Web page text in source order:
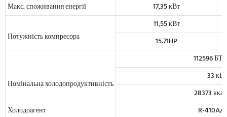
Макс. споживання енергії
17,35 кВт
Потужність компресора
11,55 кВт
15.71HP
Номінальна холодопродуктивність
112596
33 кВт
28373
Холодоагент
R-410A/